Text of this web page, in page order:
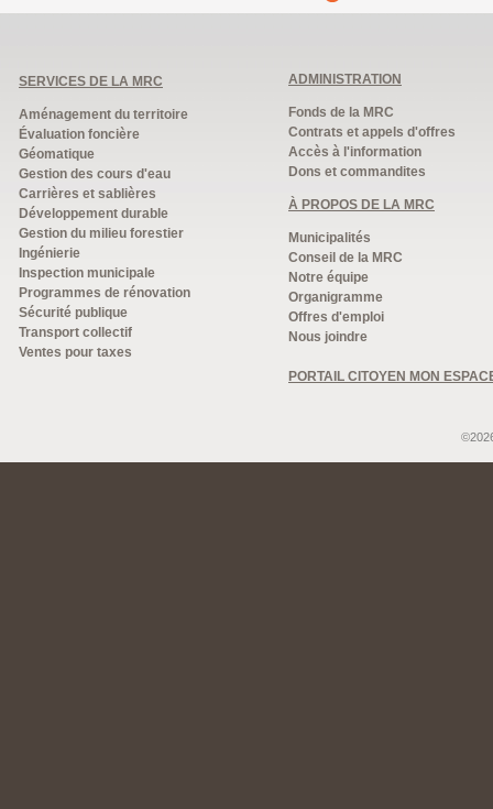
SERVICES DE LA MRC
Aménagement du territoire
Évaluation foncière
Géomatique
Gestion des cours d'eau
Carrières et sablières
Développement durable
Gestion du milieu forestier
Ingénierie
Inspection municipale
Programmes de rénovation
Sécurité publique
Transport collectif
Ventes pour taxes
ADMINISTRATION
Fonds de la MRC
Contrats et appels d'offres
Accès à l'information
Dons et commandites
À PROPOS DE LA MRC
Municipalités
Conseil de la MRC
Notre équipe
Organigramme
Offres d'emploi
Nous joindre
PORTAIL CITOYEN MON